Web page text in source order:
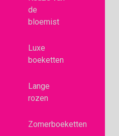
de
bloemist
Luxe
boeketten
Lange
rozen
Zomerboeketten